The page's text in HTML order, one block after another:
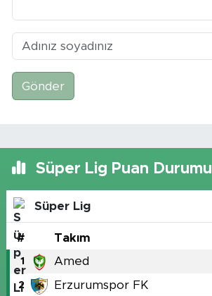
Gönder
Süper Lig Puan Durumu
Süper Lig
# Takım
1 Amed
2 Erzurumspor FK